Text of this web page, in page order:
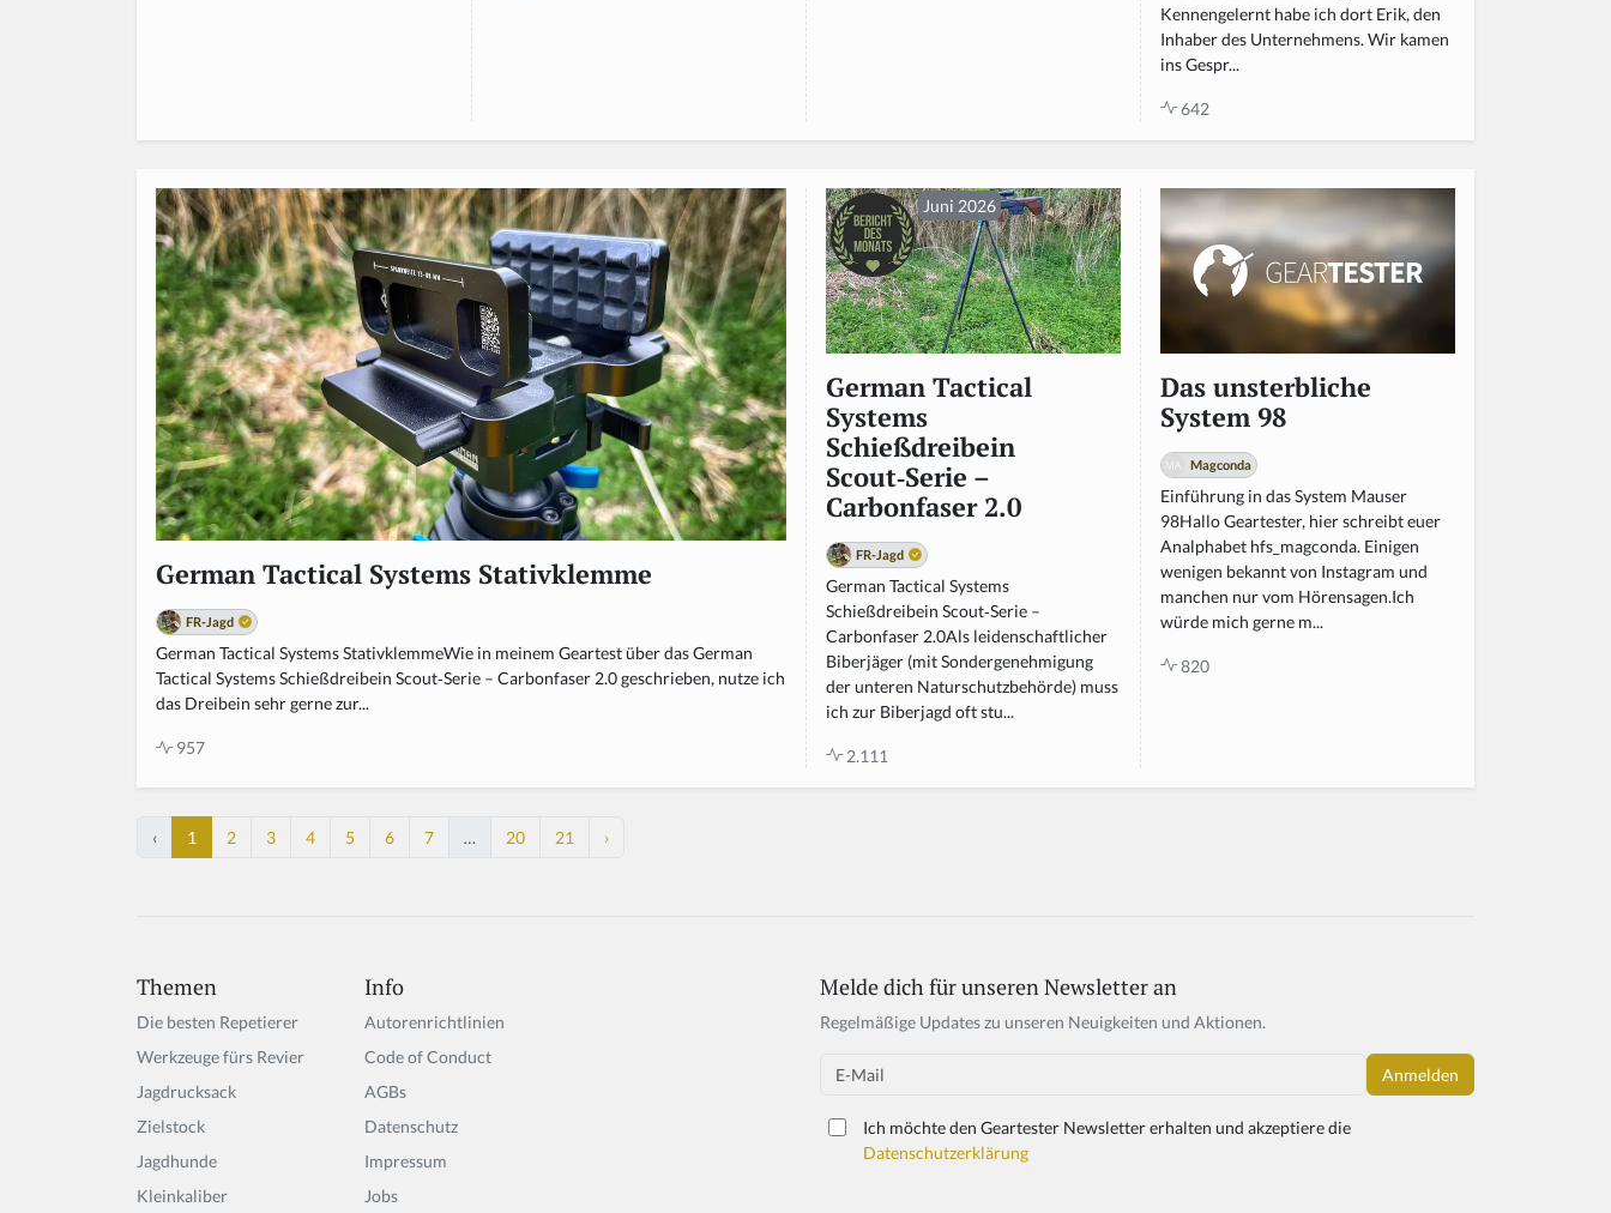
Kennengelernt habe ich dort Erik, den
Inhaber des Unternehmens. Wir kamen
ins Gespr...
642
German Tactical Systems Stativklemme
FR-Jagd
German Tactical Systems StativklemmeWie in meinem Geartest über das German
Tactical Systems Schießdreibein Scout‑Serie – Carbonfaser 2.0 geschrieben, nutze ich
das Dreibein sehr gerne zur...
957
Juni 2026
German Tactical
Systems
Schießdreibein
Scout‑Serie –
Carbonfaser 2.0
FR-Jagd
German Tactical Systems
Schießdreibein Scout‑Serie –
Carbonfaser 2.0Als leidenschaftlicher
Biberjäger (mit Sondergenehmigung
der unteren Naturschutzbehörde) muss
ich zur Biberjagd oft stu...
2.111
Das unsterbliche
System 98
Magconda
Einführung in das System Mauser
98Hallo Geartester, hier schreibt euer
Analphabet hfs_magconda. Einigen
wenigen bekannt von Instagram und
manchen nur vom Hörensagen.Ich
würde mich gerne m...
820
‹ 1 2 3 4 5 6 7 … 20 21 ›
Themen
Die besten Repetierer
Werkzeuge fürs Revier
Jagdrucksack
Zielstock
Jagdhunde
Kleinkaliber
Info
Autorenrichtlinien
Code of Conduct
AGBs
Datenschutz
Impressum
Jobs
If
y
Melde dich für unseren Newsletter an
Regelmäßige Updates zu unseren Neuigkeiten und Aktionen.
Email
Ich möchte den Geartester Newsletter erhalten und akzeptiere die
Datenschutzerklärung